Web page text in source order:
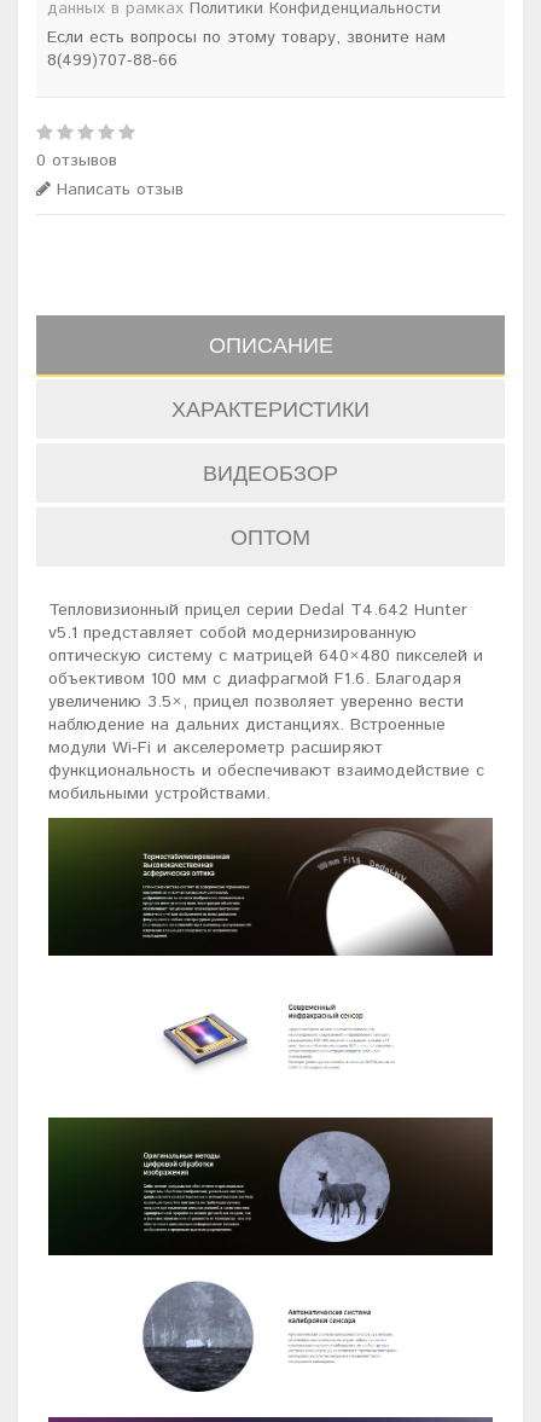
данных в рамках Политики Конфиденциальности
Если есть вопросы по этому товару, звоните нам
8(499)707-88-66
0 отзывов
Написать отзыв
ОПИСАНИЕ
ХАРАКТЕРИСТИКИ
ВИДЕОБЗОР
ОПТОМ
Тепловизионный прицел серии Dedal T4.642 Hunter
v5.1 представляет собой модернизированную
оптическую систему с матрицей 640×480 пикселей и
объективом 100 мм с диафрагмой F1.6. Благодаря
увеличению 3.5×, прицел позволяет уверенно вести
наблюдение на дальних дистанциях. Встроенные
модули Wi-Fi и акселерометр расширяют
функциональность и обеспечивают взаимодействие с
мобильными устройствами.